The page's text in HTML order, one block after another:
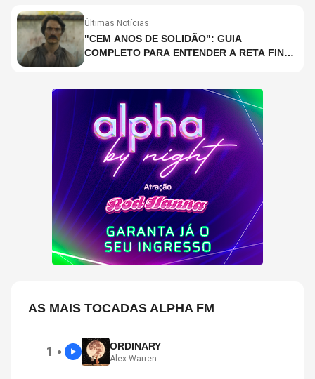
Últimas Notícias
"CEM ANOS DE SOLIDÃO": GUIA
COMPLETO PARA ENTENDER A RETA FINAL
AS MAIS TOCADAS ALPHA FM
1 ● ORDINARY
Alex Warren